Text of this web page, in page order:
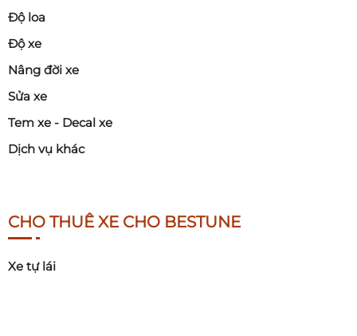
Độ loa
Độ xe
Nâng đời xe
Sửa xe
Tem xe - Decal xe
Dịch vụ khác
CHO THUÊ XE CHO BESTUNE
Xe tự lái